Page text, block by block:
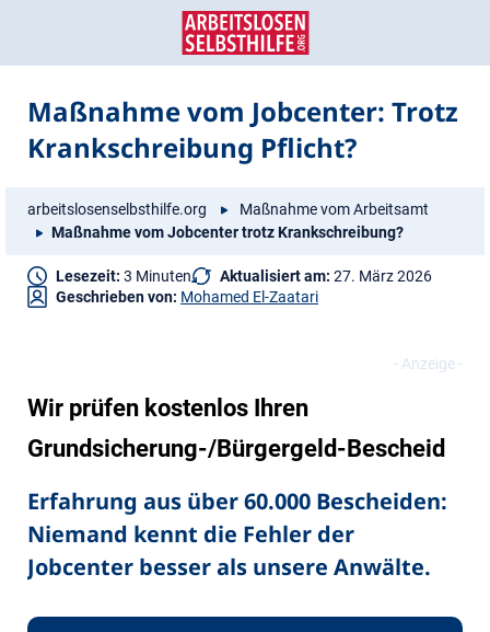
Maßnahme vom Jobcenter: Trotz
Krankschreibung Pflicht?
arbeitslosenselbsthilfe.org
Maßnahme vom Arbeitsamt
Maßnahme vom Jobcenter trotz Krankschreibung?
Lesezeit: 3 Minuten Aktualisiert am: 27. März 2026
Geschrieben von: Mohamed El-Zaatari
Wir prüfen kostenlos Ihren
Grundsicherung-/Bürgergeld-Bescheid
Erfahrung aus über 60.000 Bescheiden:
Niemand kennt die Fehler der
Jobcenter besser als unsere Anwälte.